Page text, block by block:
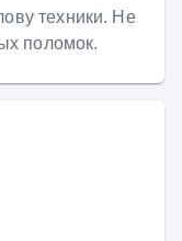
техники. Не
поломок.